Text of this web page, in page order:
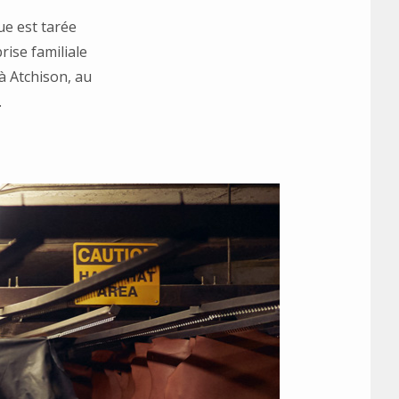
est tarée
familiale
Atchison, au